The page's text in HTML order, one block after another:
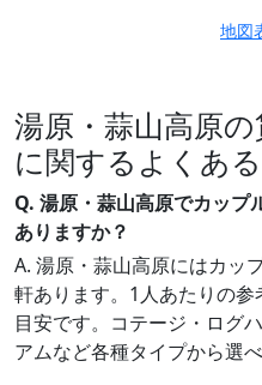
地図
湯原・蒜山高原
に関するよくあ
Q. 湯原・蒜山高原でカップ
ありますか？
A. 湯原・蒜山高原にはカッ
軒あります。1人あたりの
目安です。コテージ・ログ
アムなど各種タイプから選べ